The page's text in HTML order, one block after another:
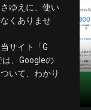
ゆえに、使い
くありませ
サイト「G
、Googleの
いて、わかり